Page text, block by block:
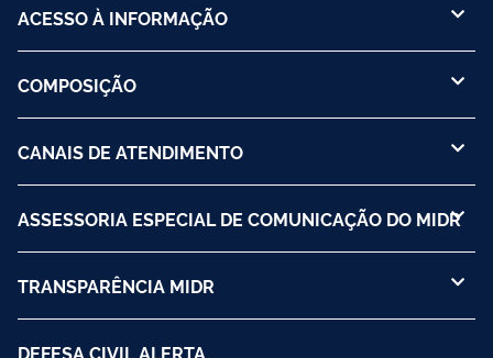
ACESSO À INFORMAÇÃO
COMPOSIÇÃO
CANAIS DE ATENDIMENTO
ASSESSORIA ESPECIAL DE COMUNICAÇÃO DO MIDR
TRANSPARÊNCIA MIDR
DEFESA CIVIL ALERTA